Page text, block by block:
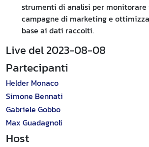
strumenti di analisi per monitorare
campagne di marketing e
base ai dati raccolti.
Live del 2023-08-08
Partecipanti
Helder Monaco
Simone Bennati
Gabriele Gobbo
Max Guadagnoli
Host